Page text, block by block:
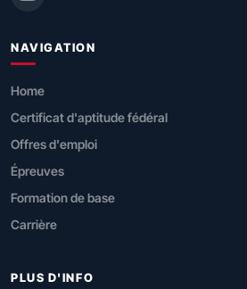
NAVIGATION
Home
Certificat d'aptitude fédéral
Offres d'emploi
Épreuves
Formation de base
Carrière
PLUS D'INFO